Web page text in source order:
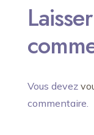
Vous devez
commentaire.